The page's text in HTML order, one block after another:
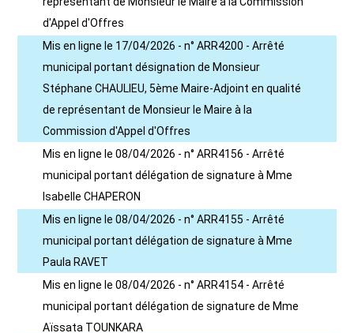
d'Appel d'Offres
Mis en ligne le 17/04/2026 - n° ARR4200 - Arrêté
municipal portant désignation de Monsieur
Stéphane CHAULIEU, 5ème Maire-Adjoint en qualité
de représentant de Monsieur le Maire à la
Commission d'Appel d'Offres
Mis en ligne le 08/04/2026 - n° ARR4156 - Arrêté
municipal portant délégation de signature à Mme
Isabelle CHAPERON
Mis en ligne le 08/04/2026 - n° ARR4155 - Arrêté
municipal portant délégation de signature à Mme
Paula RAVET
Mis en ligne le 08/04/2026 - n° ARR4154 - Arrêté
municipal portant délégation de signature de Mme
Aïssata TOUNKARA